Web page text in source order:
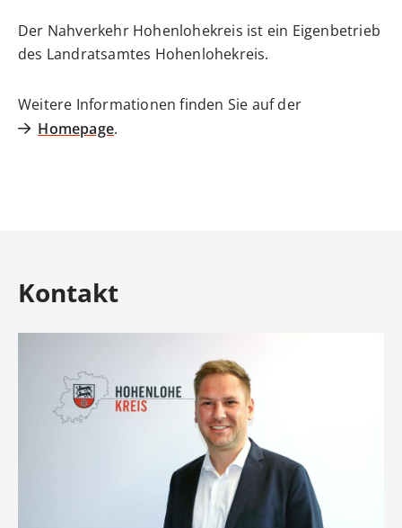
Der Nahverkehr Hohenlohekreis ist ein Eigenbetrieb
des Landratsamtes Hohenlohekreis.
Weitere Informationen finden Sie auf der
Homepage.
Kontakt